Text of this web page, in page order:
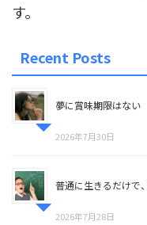
す。
Recent Posts
夢に賞味期限はない
2026年7月30日
普通に生きるだけで
2026年7月28日